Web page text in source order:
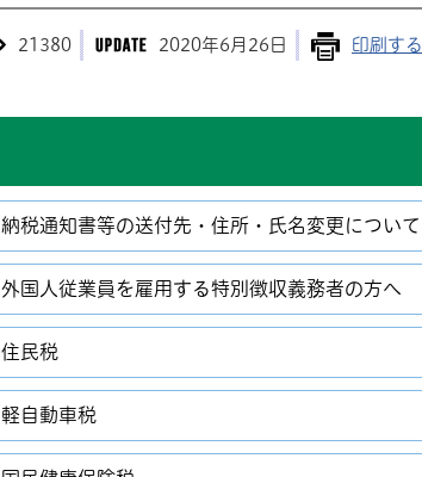
21380 2020年6月26日 印刷する
納税通知書等の送付先・住所・氏名変更について
外国人従業員を雇用する特別徴収義務者の方へ
住民税
軽自動車税